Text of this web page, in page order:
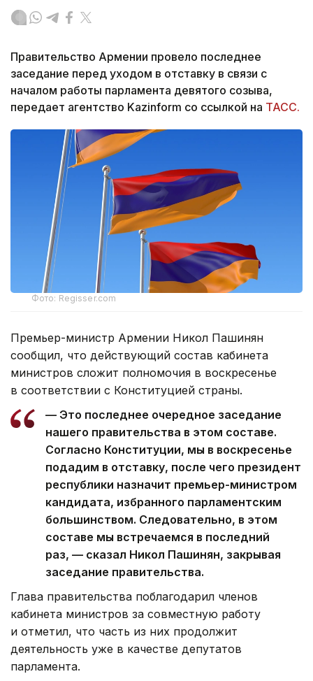
Правительство Армении провело последнее
заседание перед уходом в отставку в связи с
началом работы парламента девятого созыва,
передает агентство Kazinform со ссылкой на ТАСС.
Фото: Regisser.com
Премьер-министр Армении Никол Пашинян
сообщил, что действующий состав кабинета
министров сложит полномочия в воскресенье
в соответствии с Конституцией страны.
— Это последнее очередное заседание
нашего правительства в этом составе.
Согласно Конституции, мы в воскресенье
подадим в отставку, после чего президент
республики назначит премьер-министром
кандидата, избранного парламентским
большинством. Следовательно, в этом
составе мы встречаемся в последний
раз, — сказал Никол Пашинян, закрывая
заседание правительства.
Глава правительства поблагодарил членов
кабинета министров за совместную работу
и отметил, что часть из них продолжит
деятельность уже в качестве депутатов
парламента.